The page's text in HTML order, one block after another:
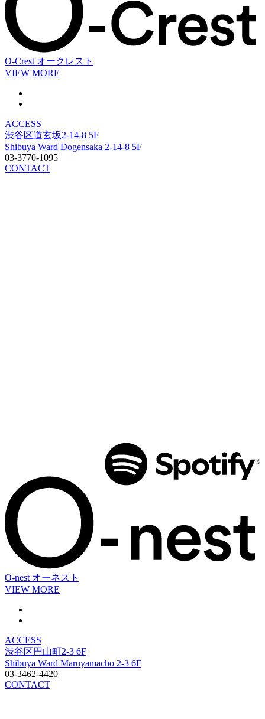
O-Crest オークレスト
VIEW MORE
ACCESS
渋谷区道玄坂2-14-8 5F
Shibuya Ward Dogensaka 2-14-8 5F
03-3770-1095
CONTACT
O-nest オーネスト
VIEW MORE
ACCESS
渋谷区円山町2-3 6F
Shibuya Ward Maruyamacho 2-3 6F
03-3462-4420
CONTACT